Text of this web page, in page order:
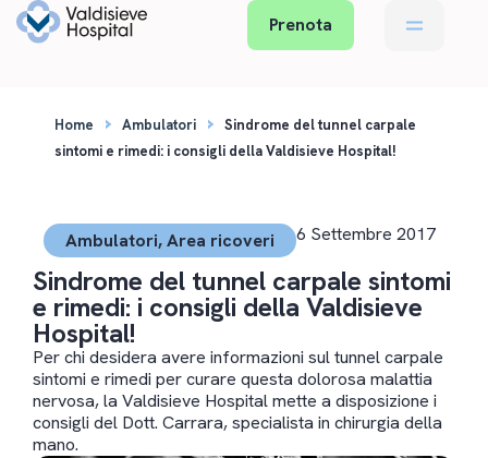
Prenota
Home › Ambulatori › Sindrome del tunnel carpale
sintomi e rimedi: i consigli della Valdisieve Hospital!
Ambulatori,Area ricoveri 6 Settembre 2017
Sindrome del tunnel carpale sintomi
e rimedi: i consigli della Valdisieve
Hospital!
Per chi desidera avere informazioni sul tunnel carpale
sintomi e rimedi per curare questa dolorosa malattia
nervosa, la Valdisieve Hospital mette a disposizione i
consigli del Dott. Carrara, specialista in chirurgia della
mano.